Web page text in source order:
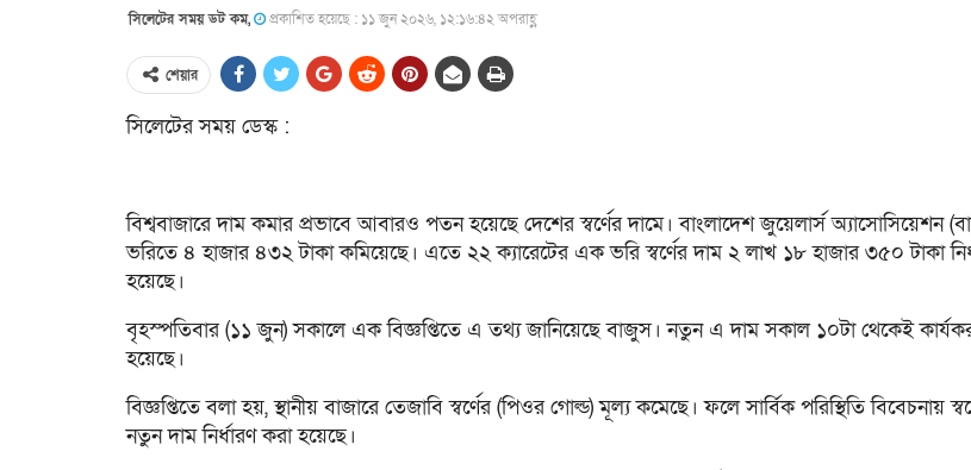
সিলেটের সময় ডট কম, প্রকাশিত হয়েছে : ১১ জুন ২০২৬, ১২:১৬:৪২ অপরাহ্ণ
শেয়ার
সিলেটের সময় ডেস্ক :
বিশ্ববাজারে দাম কমার প্রভাবে আবারও পতন হয়েছে দেশের স্বর্ণের দামে। বাংলাদেশ জুয়েলার্স অ্যাসোসিয়েশন
ভরিতে ৪ হাজার ৪৩২ টাকা কমিয়েছে। এতে ২২ ক্যারেটের এক ভরি স্বর্ণের দাম ২ লাখ ১৮ হাজার ৩৫০ টাকা
হয়েছে।
বৃহস্পতিবার (১১ জুন) সকালে এক বিজ্ঞপ্তিতে এ তথ্য জানিয়েছে বাজুস। নতুন এ দাম সকাল ১০টা থেকেই
হয়েছে।
বিজ্ঞপ্তিতে বলা হয়, স্থানীয় বাজারে তেজাবি স্বর্ণের (পিওর গোল্ড) মূল্য কমেছে। ফলে সার্বিক পরিস্থিতি বিবেচনায়
নতুন দাম নির্ধারণ করা হয়েছে।